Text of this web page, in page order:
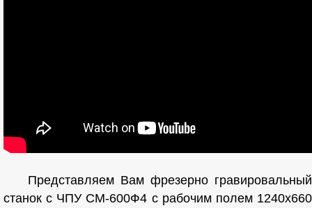
Представляем Вам фрезерно гравировальный
станок с ЧПУ СМ-600Ф4 с рабочим полем 1240х660